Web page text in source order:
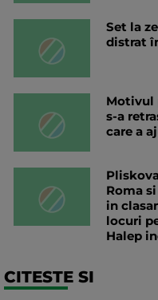
Set la
distrat
Motivul
s-a
care a
Roma
in
locuri
Halep
CITESTE SI